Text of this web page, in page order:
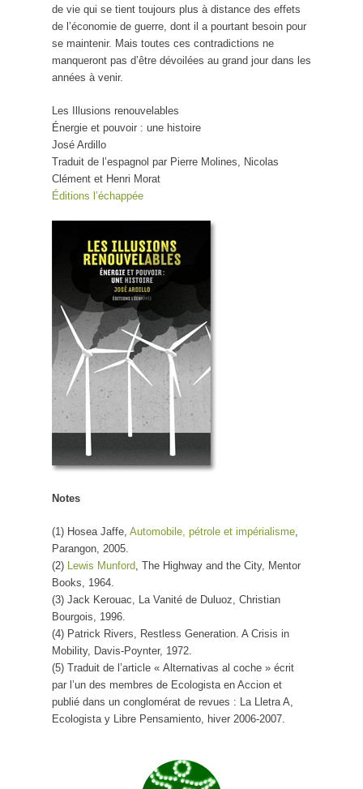
de vie qui se tient toujours plus à distance des effets
de l’économie de guerre, dont il a pourtant besoin pour
se maintenir. Mais toutes ces contradictions ne
manqueront pas d’être dévoilées au grand jour dans les
années à venir.
Les Illusions renouvelables
Énergie et pouvoir : une histoire
José Ardillo
Traduit de l’espagnol par Pierre Molines, Nicolas
Clément et Henri Morat
Éditions l’échappée
Notes
(1) Hosea Jaffe, Automobile, pétrole et impérialisme
Parangon, 2005.
(2)
Lewis Munford , The Highway and the City, Mentor
Books, 1964.
(3) Jack Kerouac, La Vanité de Duluoz, Christian
Bourgois, 1996.
(4) Patrick Rivers, Restless Generation. A Crisis in
Mobility, Davis-Poynter, 1972.
(5) Traduit de l’article « Alternativas al coche » écrit
par l’un des membres de Ecologista en Accion et
publié dans un conglomérat de revues : La Lletra A,
Ecologista y Libre Pensamiento, hiver 2006-2007.